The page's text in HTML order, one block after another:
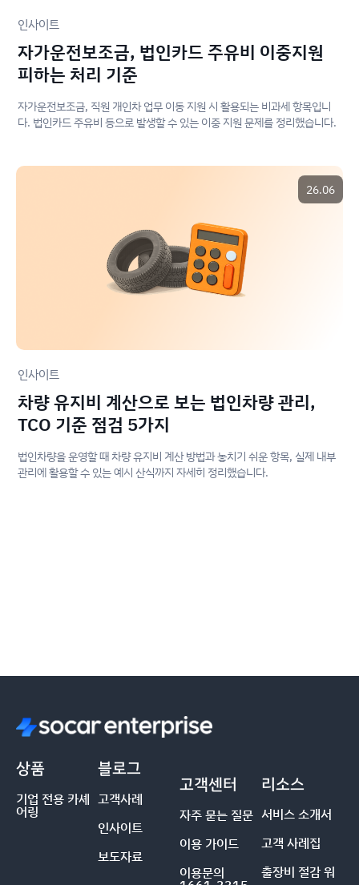
인사이트
자가운전보조금, 법인카드 주유비 이중지원
피하는 처리 기준
자가운전보조금, 직원 개인차 업무 이동 지원 시 활용되는 비과세 항목입니
다. 법인카드 주유비 등으로 발생할 수 있는 이중 지원 문제를 정리했습니다.
26.06
인사이트
차량 유지비 계산으로 보는 법인차량 관리,
TCO 기준 점검 5가지
법인차량을 운영할 때 차량 유지비 계산 방법과 놓치기 쉬운 항목, 실제 내부
관리에 활용할 수 있는 예시 산식까지 자세히 정리했습니다.
상품
기업 전용 카셰
어링
블로그
고객사례
인사이트
보도자료
고객센터
자주 묻는 질문
이용 가이드
이용문의
리소스
서비스 소개서
고객 사례집
출장비 절감 워